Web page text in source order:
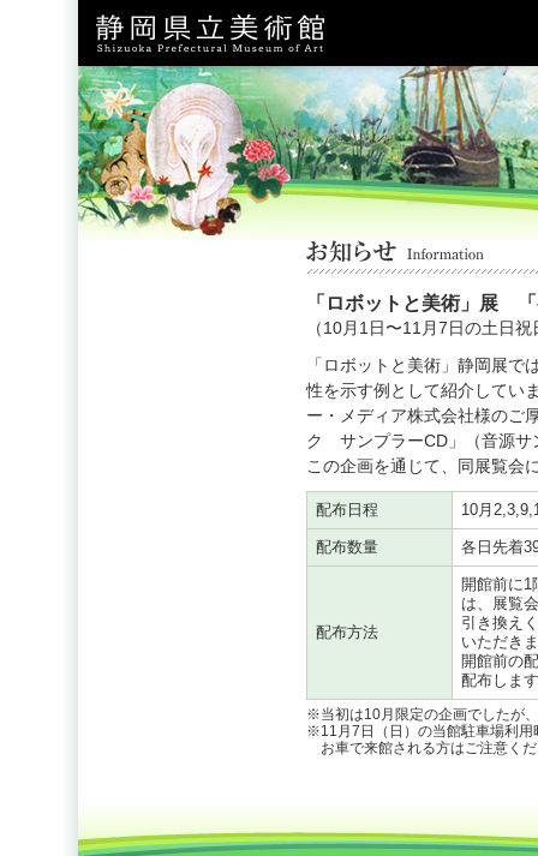
「ロボットと美術」展
（10月1日〜11月7日の土日
「ロボットと美術」静岡展
性を示す例として紹介してい
ー・メディア株式会社様のご
ク サンプラーCD」（音源サ
この企画を通じて、同展覧会
配布日程 10月
配布数量 各日先着
配布方法
開館前に1
は、展覧
引き換え
いただき
開館前の
配布しま
※当初は10月限定の企画でしたが
※11月7日（日）の当館駐車場利用
お車で来館される方はご注意く